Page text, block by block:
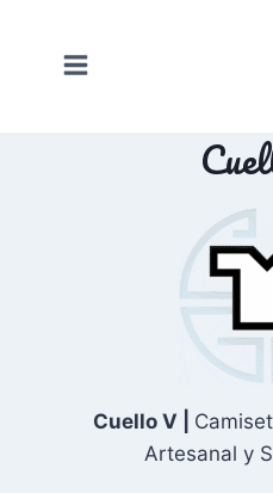
contenido
Cuello V |
Artesanal y